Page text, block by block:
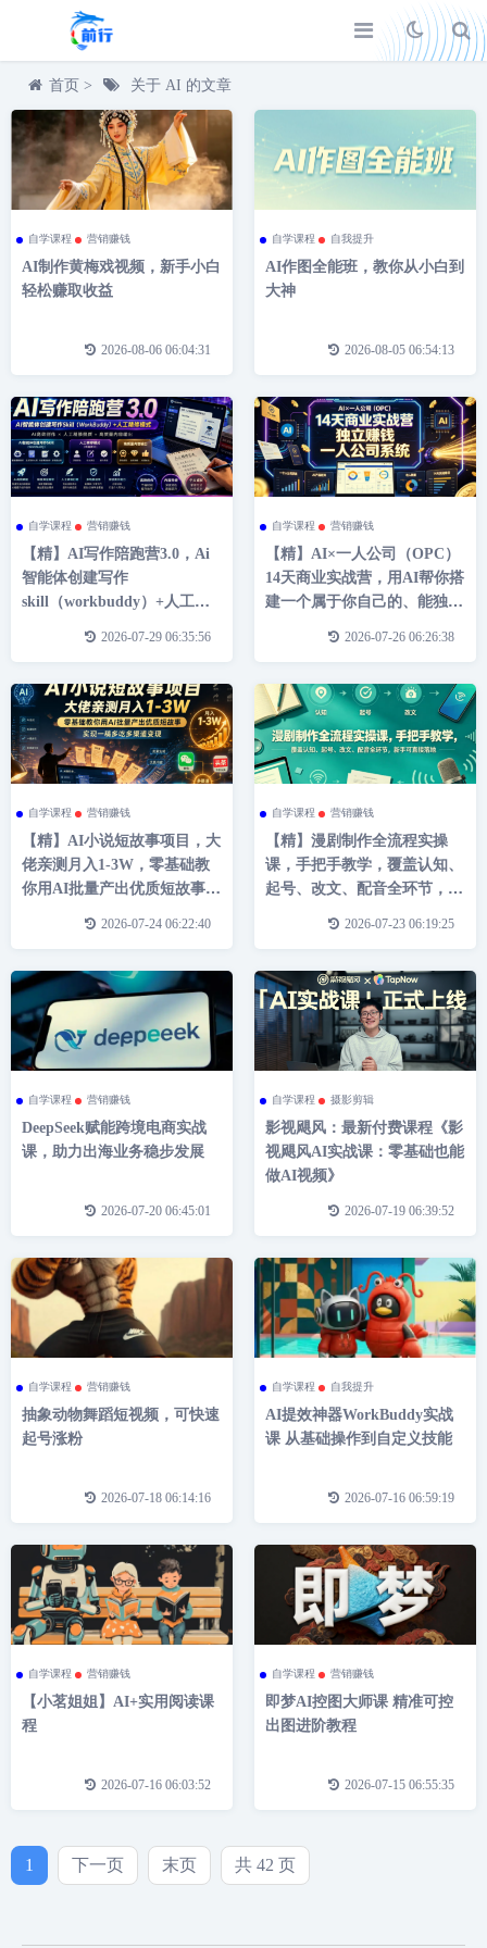
首页 > 关于 AI 的文章
自学课程 营销赚钱
AI制作黄梅戏视频，新手小白
轻松赚取收益
2026-08-06 06:04:31
自学课程 自我提升
AI作图全能班，教你从小白到
大神
2026-08-05 06:54:13
自学课程 营销赚钱
【精】AI写作陪跑营3.0，Ai
智能体创建写作
skill（workbuddy）+人工手
2026-07-29 06:35:56
自学课程 营销赚钱
【精】AI×一人公司（OPC）
14天商业实战营，用AI帮你搭
建一个属于你自己的、能独立
2026-07-26 06:26:38
自学课程 营销赚钱
【精】AI小说短故事项目，大
佬亲测月入1-3W，零基础教
你用AI批量产出优质短故事，
2026-07-24 06:22:40
自学课程 营销赚钱
【精】漫剧制作全流程实操
课，手把手教学，覆盖认知、
起号、改文、配音全环节，新
2026-07-23 06:19:25
自学课程 营销赚钱
DeepSeek赋能跨境电商实战
课，助力出海业务稳步发展
2026-07-20 06:45:01
自学课程 摄影剪辑
影视飓风：最新付费课程《影
视飓风AI实战课：零基础也能
做AI视频》
2026-07-19 06:39:52
自学课程 营销赚钱
抽象动物舞蹈短视频，可快速
起号涨粉
2026-07-18 06:14:16
自学课程 自我提升
AI提效神器WorkBuddy实战
课 从基础操作到自定义技能
2026-07-16 06:59:19
自学课程 营销赚钱
【小茗姐姐】AI+实用阅读课
程
2026-07-16 06:03:52
自学课程 营销赚钱
即梦AI控图大师课 精准可控
出图进阶教程
2026-07-15 06:55:35
1 下一页 末页 共 42 页